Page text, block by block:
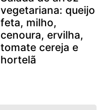
vegetariana: queijo
feta, milho,
cenoura, ervilha,
tomate cereja e
hortelã